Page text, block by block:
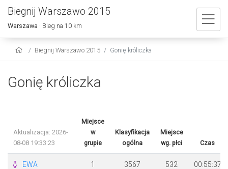
Biegnij Warszawo 2015
Warszawa · Bieg na 10 km
Biegnij Warszawo 2015 Gonię króliczka
Gonię króliczka
Aktualizacja: 2026-
08-08 19:33:23
Miejsce
w
grupie
Klasyfikacja
ogólna
Miejsce
wg. płci
Czas
EWA
1 3567 532 00:55:37